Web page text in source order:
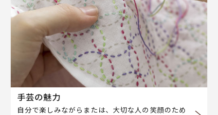
手芸の魅力
自分で楽しみながらまたは、大切な人の笑顔のため